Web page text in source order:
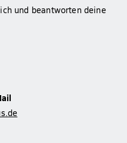
und beantworten deine